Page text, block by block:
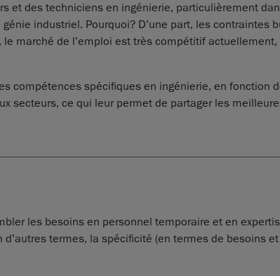
et des techniciens en ingénierie, particulièrement
industriel. Pourquoi? D’une part, les contraintes
marché de l’emploi est très compétitif
compétences spécifiques en ingénierie, en fonction
secteurs, ce qui leur permet de partager les
les besoins en personnel temporaire et en
termes, la spécificité (en termes de besoins